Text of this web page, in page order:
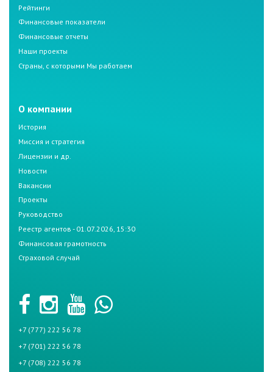
Рейтинги
Финансовые показатели
Финансовые отчеты
Наши проекты
Страны, с которыми Мы работаем
О компании
История
Миссия и стратегия
Лицензии и др.
Новости
Вакансии
Проекты
Руководство
Реестр агентов - 01.07.2026, 15:30
Финансовая грамотность
Страховой случай
+7 (777) 222 56 78
+7 (701) 222 56 78
+7 (708) 222 56 78